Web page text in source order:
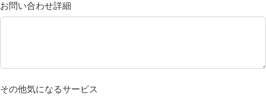
お問い合わせ詳細
その他気になるサービス